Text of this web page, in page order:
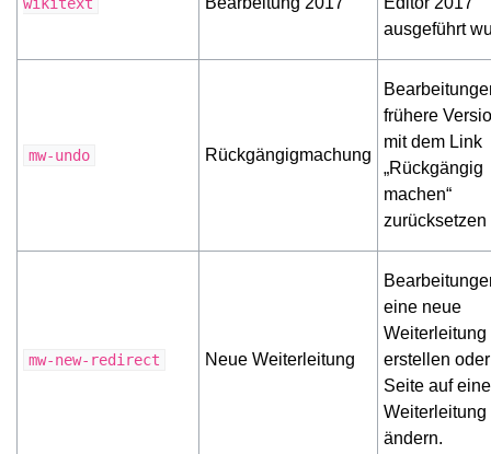
ausgeführt
mw-undo Rückgängigmachung
frühere
mit dem Link
„Rückgängig
machen“
zurücksetzen
mw-new-redirect Neue Weiterleitung
eine neue
Weiterleitung
erstellen
Seite auf eine
Weiterleitung
ändern.